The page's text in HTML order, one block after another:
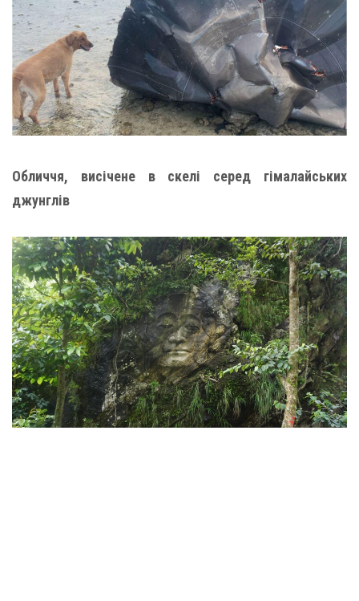
Обличчя, висічене в скелі серед гімалайських
джунглів